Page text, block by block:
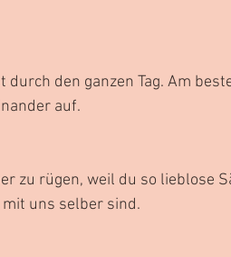
den ganzen Tag. Am
auf.
zu rügen, weil du so lieblose
uns selber sind.